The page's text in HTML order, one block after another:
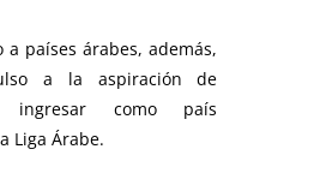
a países árabes, además,
a la aspiración de
ingresar como país
Liga Árabe.